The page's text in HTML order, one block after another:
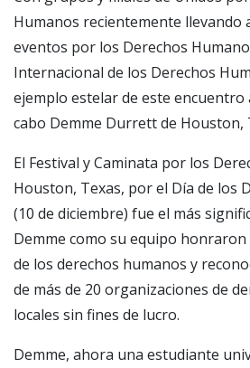
Humanos recientemente llevando
eventos por los Derechos
Internacional de los Derechos
ejemplo estelar de este encuentro
cabo Demme Durrett de Houston,
El Festival y Caminata por los
Houston, Texas, por el Día de los
(10 de diciembre) fue el más
Demme como su equipo
de los derechos humanos y
de más de 20 organizaciones de
locales sin fines de lucro.
Demme, ahora una estudiante